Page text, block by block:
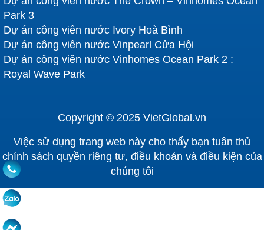
Park 3
Dự án công viên nước Ivory Hoà Bình
Dự án công viên nước Vinpearl Cửa Hội
Dự án công viên nước Vinhomes Ocean Park 2 :
Royal Wave Park
Copyright © 2025 VietGlobal.vn
Việc sử dụng trang web này cho thấy bạn tuân thủ
chính sách quyền riêng tư, điều khoản và điều kiện của
chúng tôi